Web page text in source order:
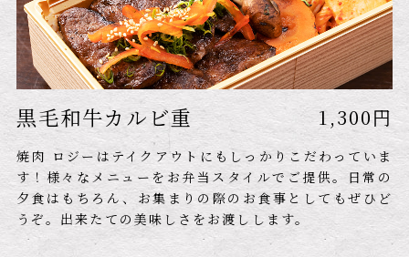
黒毛和牛カルビ重 1,300円
焼肉 ロジーはテイクアウトにもしっかりこだわっていま
す！様々なメニューをお弁当スタイルでご提供。日常の
夕食はもちろん、お集まりの際のお食事としてもぜひど
うぞ。 出来たての美味しさをお渡しします。